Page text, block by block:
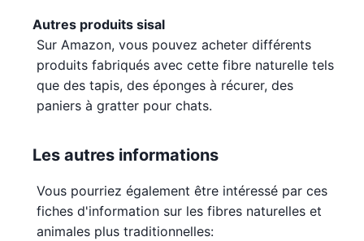
Autres produits sisal
Sur Amazon, vous pouvez acheter différents
produits fabriqués avec cette fibre naturelle tels
que des tapis, des éponges à récurer, des
paniers à gratter pour chats.
Les autres informations
Vous pourriez également être intéressé par ces
fiches d'information sur les fibres naturelles et
animales plus traditionnelles: